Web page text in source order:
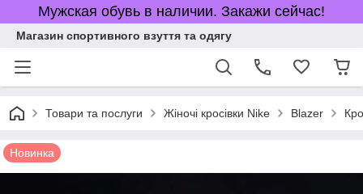
Мужская обувь в наличии. Закажи сейчас!
Магазин спортивного взуття та одягу
Товари та послуги Жіночі кросівки Nike Blazer
Новинка